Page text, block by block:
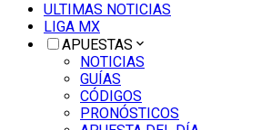
ULTIMAS NOTICIAS
LIGA MX
APUESTAS
NOTICIAS
GUÍAS
CÓDIGOS
PRONÓSTICOS